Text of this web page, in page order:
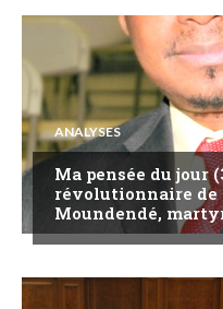
ANALYSES
Ma pensée du jour
révolutionnaire de
Moundendé,